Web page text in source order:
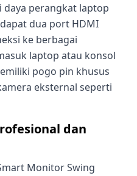
perangkat laptop
dua port HDMI
ke berbagai
laptop atau konsol
pogo pin khusus
eksternal seperti
dan
Monitor Swing